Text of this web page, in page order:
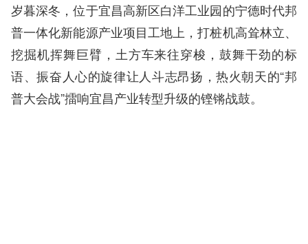
岁暮深冬，位于宜昌高新区白洋工业园的宁德时代邦
普一体化新能源产业项目工地上，打桩机高耸林立、
挖掘机挥舞巨臂，土方车来往穿梭，鼓舞干劲的标
语、振奋人心的旋律让人斗志昂扬，热火朝天的“邦
普大会战”擂响宜昌产业转型升级的铿锵战鼓。